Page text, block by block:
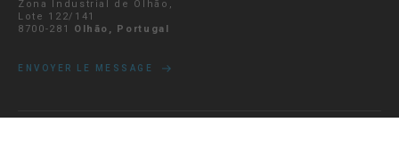
Zona Industrial de Olhão,
Lote 122/141
8700-281 Olhão, Portugal
ENVOYER LE MESSAGE